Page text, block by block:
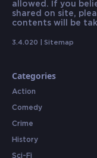
allowed. If you
shared on site,
contents will be
3.4.020 | Sitemap
Categories
Action
Comedy
Crime
History
Sci-Fi